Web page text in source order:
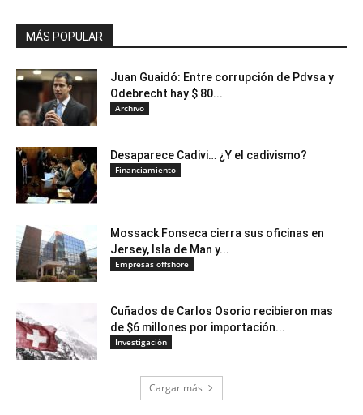
MÁS POPULAR
Juan Guaidó: Entre corrupción de Pdvsa y
Odebrecht hay $ 80...
Archivo
Desaparece Cadivi… ¿Y el cadivismo?
Financiamiento
Mossack Fonseca cierra sus oficinas en
Jersey, Isla de Man y...
Empresas offshore
Cuñados de Carlos Osorio recibieron mas
de $6 millones por importación...
Investigación
Cargar más